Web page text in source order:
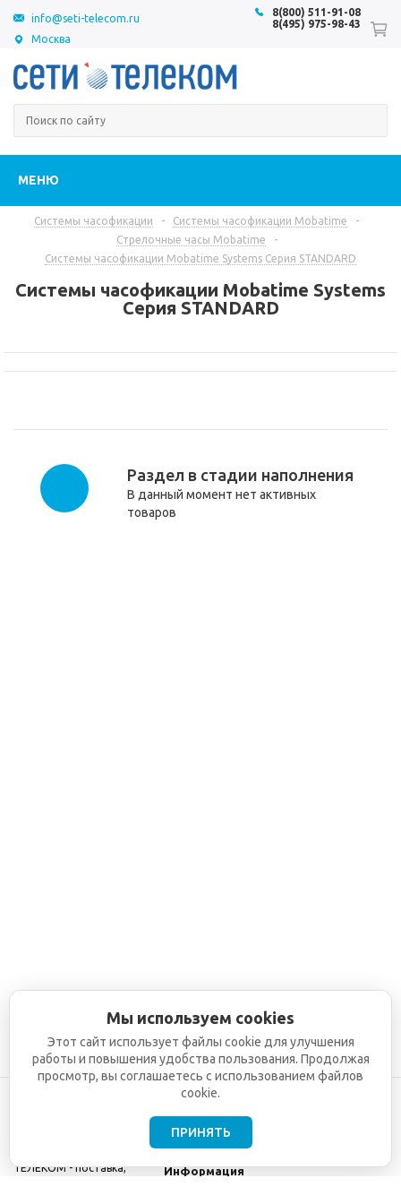
Москва
8(800) 511-91-08
8(495) 975-98-43
info@seti-telecom.ru
МЕНЮ
Системы часофикации - Системы часофикации Mobatime
-
Стрелочные часы Mobatime
-
Системы часофикации Mobatime Systems Серия STANDARD
Системы часофикации Mobatime Systems
Серия STANDARD
Раздел в стадии наполнения
В данный момент нет активных
товаров
ТЕЛЕКОМ - поставка,
Информация
Мы используем cookies
Этот сайт использует файлы cookie для улучшения
работы и повышения удобства пользования. Продолжая
просмотр, вы соглашаетесь с использованием файлов
cookie.
ПРИНЯТЬ